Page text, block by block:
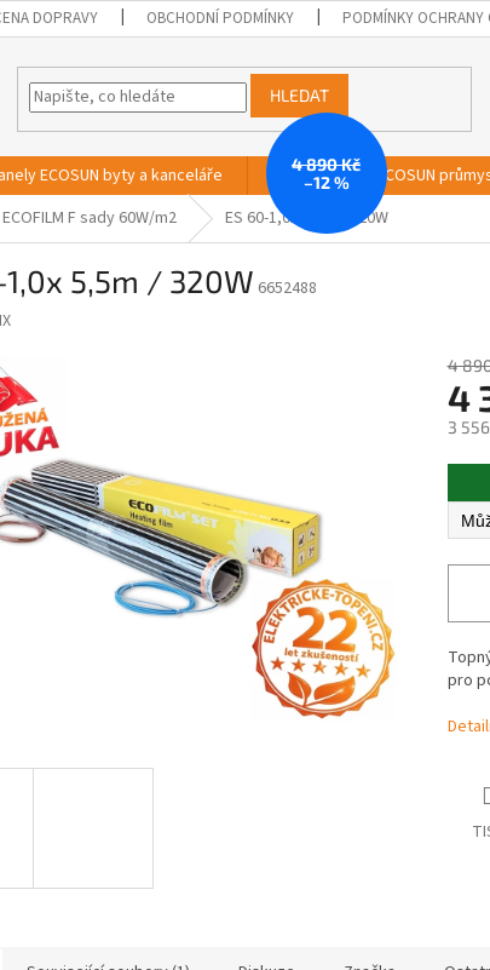
DOPRAVY OBCHODNÍ PODMÍNKY PODMÍNKY OCHRANY
HLEDAT
ECOSUN byty a kanceláře Sálavé panely ECOSUN
ECOFILM F sady 60W/m2 ES 60-1,0x 5,5m / 320W
1,0x 5,5m / 320W 6652488
4 890 Kč
–12 %
4
4
3
pro